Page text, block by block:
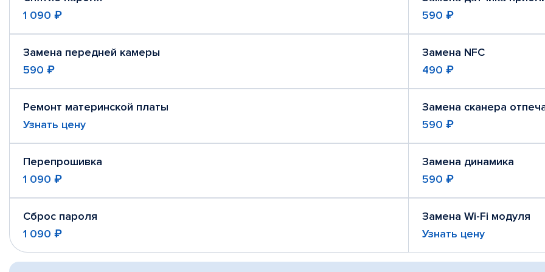
1 090 ₽
590 ₽
Замена передней камеры
590 ₽
Замена NFC
490 ₽
Ремонт материнской платы
Узнать цену
Замена сканера
590 ₽
Перепрошивка
1 090 ₽
Замена динамика
590 ₽
Сброс пароля
1 090 ₽
Замена Wi-Fi модуля
Узнать цену